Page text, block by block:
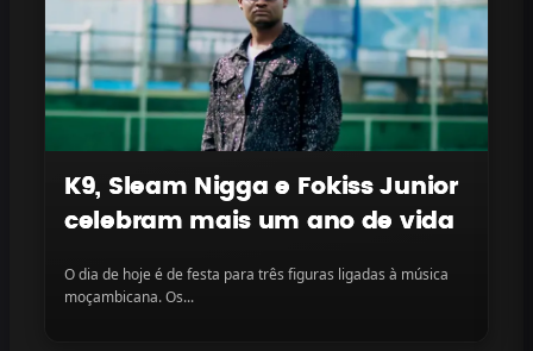
K9, Sleam Nigga e Fokiss Junior
celebram mais um ano de vida
O dia de hoje é de festa para três figuras ligadas à música
moçambicana. Os...